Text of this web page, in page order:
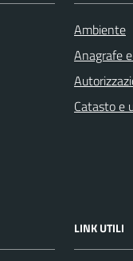
Ambiente
Anagrafe
Catasto e
LINK UTILI